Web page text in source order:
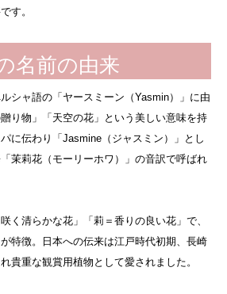
す。
名前の由来
シャ語の「ヤースミーン（Yasmin）」に由
り物」「天空の花」という美しい意味を持
に伝わり「Jasmine（ジャスミン）」とし
茉莉花（モーリーホワ）」の音訳で呼ばれ
く清らかな花」「莉＝香りの良い花」で、
特徴。日本への伝来は江戸時代初期、長崎
貴重な観賞用植物として愛されました。